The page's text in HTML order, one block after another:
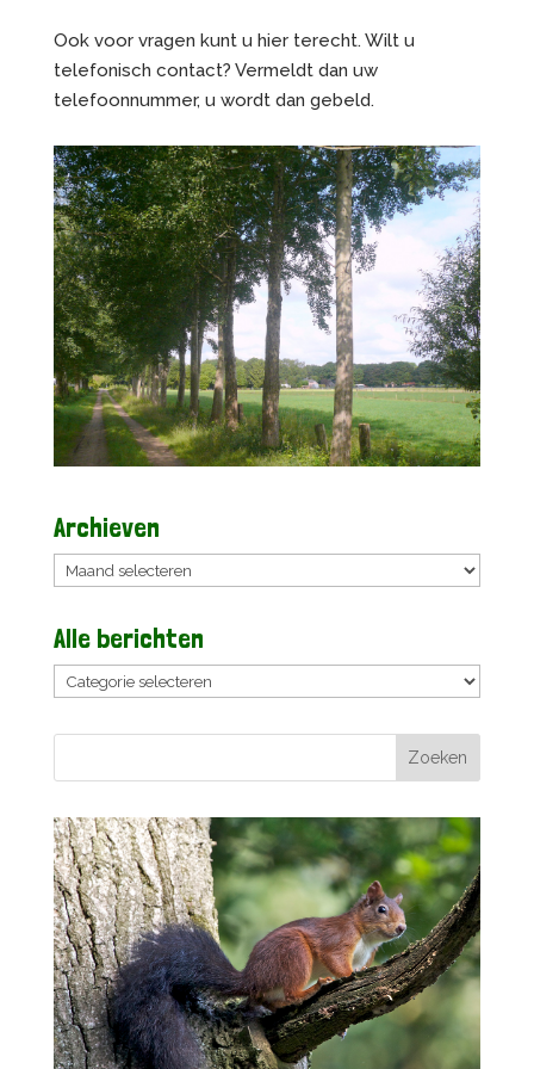
Ook voor vragen kunt u hier terecht. Wilt u
telefonisch contact? Vermeldt dan uw
telefoonnummer, u wordt dan gebeld.
Archieven
Archieven
Alle berichten
Alle